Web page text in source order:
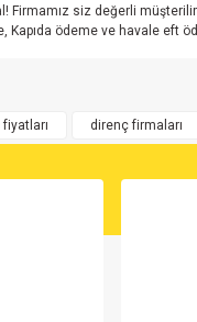
Firmamız siz değerli
Kapıda ödeme ve havale eft
direnç firmaları